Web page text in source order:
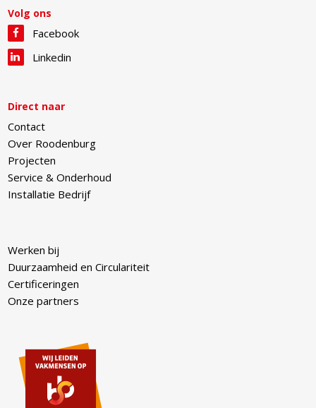
Volg ons
Facebook
Linkedin
Direct naar
Contact
Over Roodenburg
Projecten
Service & Onderhoud
Installatie Bedrijf
Werken bij
Duurzaamheid en Circulariteit
Certificeringen
Onze partners